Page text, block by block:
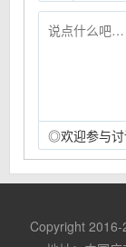
◎欢迎参与讨
点。
Copyright 2016-